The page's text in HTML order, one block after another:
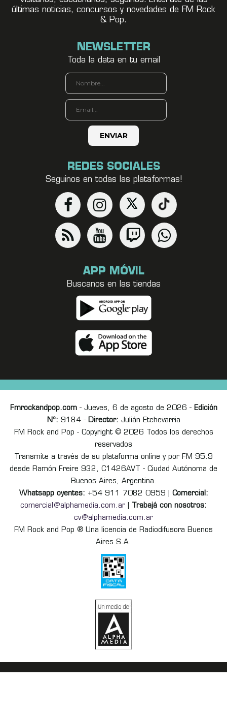
últimas noticias, concursos y novedades de FM Rock
& Pop.
NEWSLETTER
Toda la data en tu email
REDES SOCIALES
Seguinos en todas las plataformas!
APP MÓVIL
Buscanos en las tiendas
Fmrockandpop.com- Jueves, 6 de agosto de 2026 - Edición
Nº: 9184 - Director: Julián Etchevarria
FM Rock and Pop - Copyright © 2026 Todos los derechos
reservados
Transmite a través de su plataforma online y por FM 95.9
desde Ramón Freire 932, C1426AVT - Ciudad Autónoma de
Buenos Aires, Argentina.
Whatsapp oyentes: +54 911 7082 0959 | Comercial:
comercial@alphamedia.com.ar
Trabajá con nosotros:
cv@alphamedia.com.ar
FM Rock and Pop ® Una licencia de Radiodifusora Buenos
Aires S.A.